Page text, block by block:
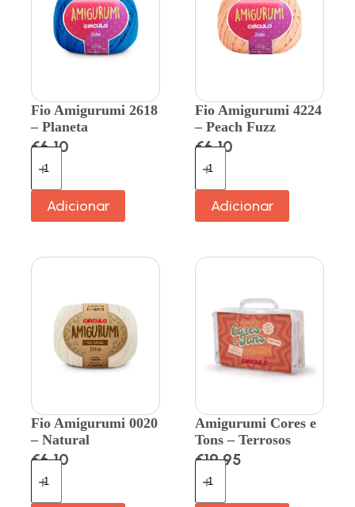
Fio Amigurumi 2618
– Planeta
€6.10
Adicionar
Fio Amigurumi 4224
– Peach Fuzz
€6.10
Adicionar
Fio Amigurumi 0020
– Natural
€6.10
Amigurumi Cores e
Tons – Terrosos
€19.95